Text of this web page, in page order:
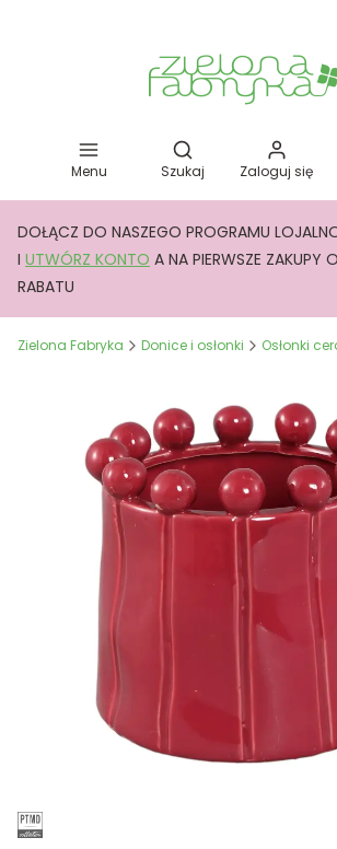
Menu
Otwórz wyszukiwarkę
Szukaj Zaloguj się
DOŁĄCZ DO NASZEGO PROGRAMU
I UTWÓRZ KONTO A NA PIERWSZE ZAKUPY
RABATU
Zielona Fabryka Donice i osłonki Osłonki